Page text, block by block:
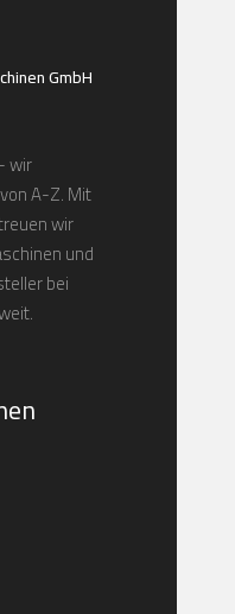
wir
A-Z. Mit
wir
und
bei